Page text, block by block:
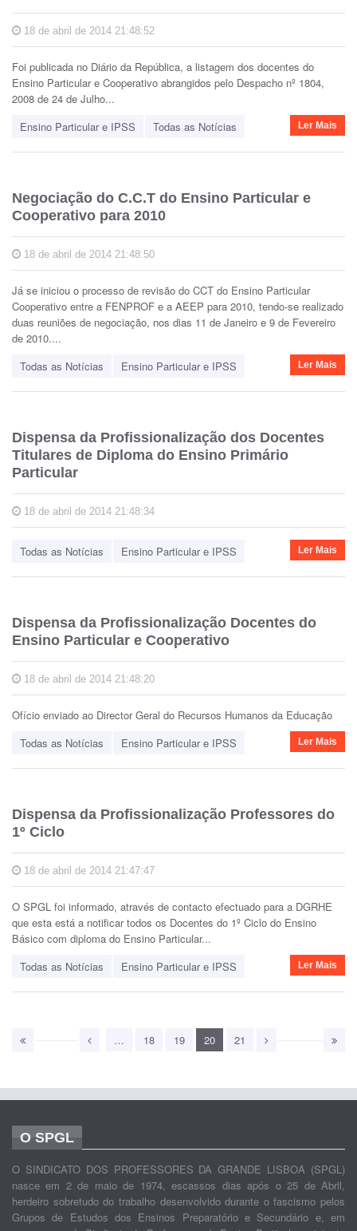
18 de abril de 2014 21:48:52
Foi publicada no Diário da República, a listagem dos docentes do
Ensino Particular e Cooperativo abrangidos pelo Despacho nº 1804,
2008 de 24 de Julho...
Ensino Particular e IPSS
Todas as Notícias Ler Mais
Negociação do C.C.T do Ensino Particular e
Cooperativo para 2010
18 de abril de 2014 21:48:50
Já se iniciou o processo de revisão do CCT do Ensino Particular
Cooperativo entre a FENPROF e a AEEP para 2010, tendo-se realizado
duas reuniões de negociação, nos dias 11 de Janeiro e 9 de Fevereiro
de 2010....
Todas as Notícias
Ensino Particular e IPSS Ler Mais
Dispensa da Profissionalização dos Docentes
Titulares de Diploma do Ensino Primário
Particular
18 de abril de 2014 21:48:34
Todas as Notícias Ensino Particular e IPSS Ler Mais
Dispensa da Profissionalização Docentes do
Ensino Particular e Cooperativo
18 de abril de 2014 21:48:20
Ofício enviado ao Director Geral do Recursos Humanos da Educação
Todas as Notícias
Ensino Particular e IPSS Ler Mais
Dispensa da Profissionalização Professores do
1º Ciclo
18 de abril de 2014 21:47:47
O SPGL foi informado, através de contacto efectuado para a DGRHE
que esta está a notificar todos os Docentes do 1º Ciclo do Ensino
Básico com diploma do Ensino Particular...
Todas as Notícias
Ensino Particular e IPSS Ler Mais
… 18 19 20 21
O SPGL
O SINDICATO DOS PROFESSORES DA GRANDE LISBOA (SPGL)
nasce em 2 de maio de 1974, escassos dias após o 25 de Abril,
herdeiro sobretudo do trabalho desenvolvido durante o fascismo pelos
Grupos de Estudos dos Ensinos Preparatório e Secundário e, em